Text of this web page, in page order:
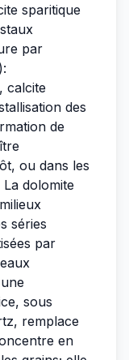
sparitique
par
calcite
des
de
ou dans les
dolomite
séries
par
sous
remplace
en